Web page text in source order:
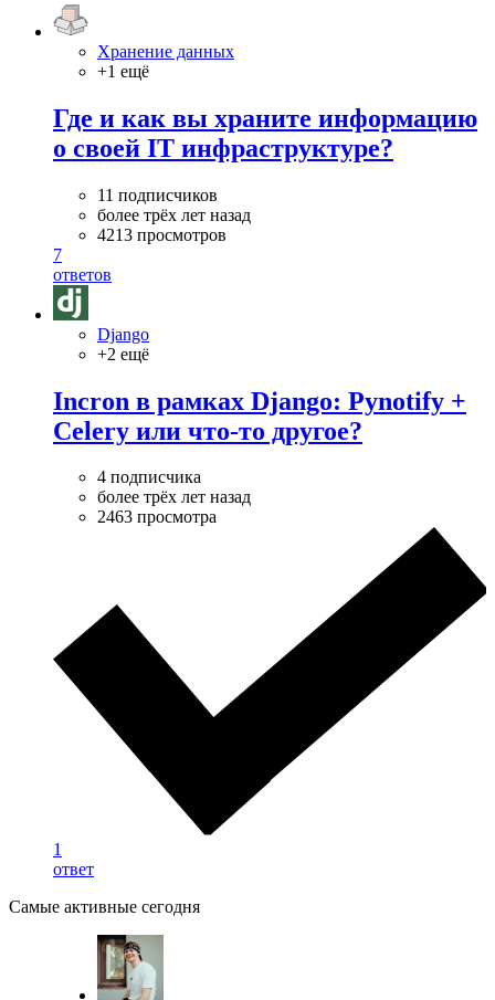
Хранение данных
+1 ещё
Где и как вы храните информацию
о своей IT инфраструктуре?
11 подписчиков
более трёх лет назад
4213 просмотров
7
ответов
Django
+2 ещё
Incron в рамках Django: Pynotify +
Celery или что-то другое?
4 подписчика
более трёх лет назад
2463 просмотра
1
ответ
Самые активные сегодня